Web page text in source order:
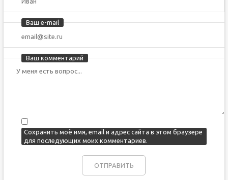
Ваш e-mail
Ваш комментарий
Сохранить моё имя, email и адрес сайта в этом браузере
для последующих моих комментариев.